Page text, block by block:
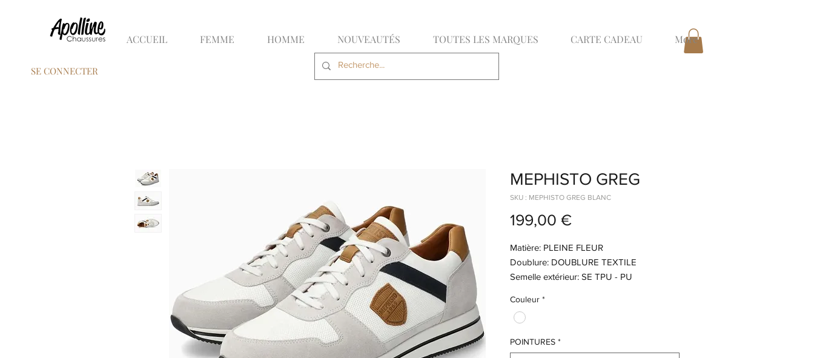
ACCUEIL FEMME HOMME NOUVEAUTÉS TOUTES LES MARQUES CARTE CADEAU More
SE CONNECTER
MEPHISTO GREG
SKU : MEPHISTO GREG BLANC
199,00 €Prix
Matière: PLEINE FLEUR
Doublure: DOUBLURE TEXTILE
Semelle extérieur: SE TPU - PU
Semelle Amovible: OUI
Couleur *
POINTURES *